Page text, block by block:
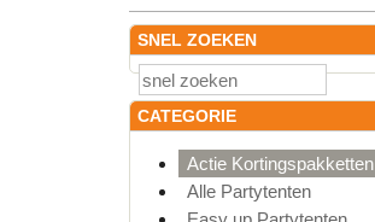
SNEL ZOEKEN
CATEGORIE
Actie Kortingspakketten
Alle Partytenten